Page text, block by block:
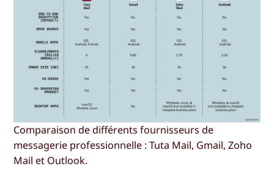
Comparaison de différents fournisseurs de
messagerie professionnelle : Tuta Mail, Gmail, Zoho
Mail et Outlook.